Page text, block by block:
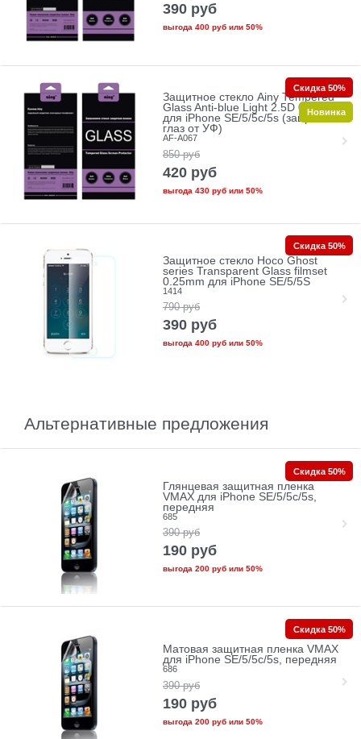
390 руб
выгода 400 рубили 50%
Защитное стекло Ainy Tempered
Glass Anti-blue Light 2.5D 0.33mm
для iPhone SE/5/5c/5s (защита
глаз от УФ)
AF-A067
850 руб
420 руб
выгода 430 рубили 50%
Скидка 50%
Новинка
Защитное стекло Hoco Ghost
series Transparent Glass filmset
0.25mm для iPhone SE/5/5S
1414
790 руб
390 руб
выгода 400 рубили 50%
Скидка 50%
Альтернативные предложения
Глянцевая защитная пленка
VMAX для iPhone SE/5/5c/5s,
передняя
685
390 руб
190 руб
выгода 200 рубили 50%
Скидка 50%
Матовая защитная пленка VMAX
для iPhone SE/5/5c/5s, передняя
686
390 руб
190 руб
выгода 200 рубили 50%
Скидка 50%